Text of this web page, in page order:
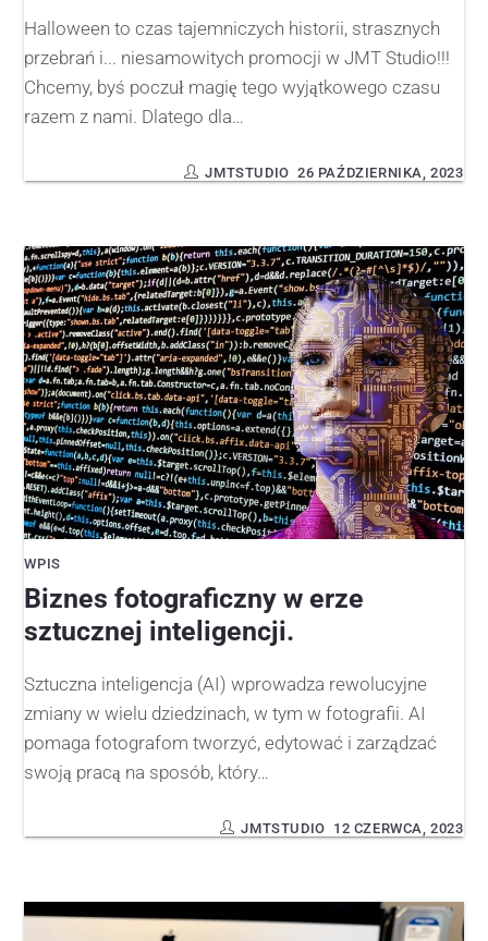
Halloween to czas tajemniczych historii, strasznych
przebrań i... niesamowitych promocji w JMT Studio!!!
Chcemy, byś poczuł magię tego wyjątkowego czasu
razem z nami. Dlatego dla…
26 PAŹDZIERNIKA, 2023
JMTSTUDIO
WPIS
Biznes fotograficzny w erze
sztucznej inteligencji.
Sztuczna inteligencja (AI) wprowadza rewolucyjne
zmiany w wielu dziedzinach, w tym w fotografii. AI
pomaga fotografom tworzyć, edytować i zarządzać
swoją pracą na sposób, który…
12 CZERWCA, 2023
JMTSTUDIO